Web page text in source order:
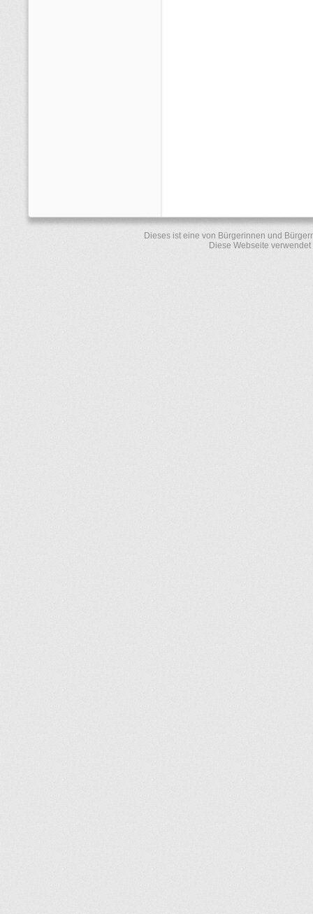
Dieses ist eine von Bürgerinnen und
Diese Webseite